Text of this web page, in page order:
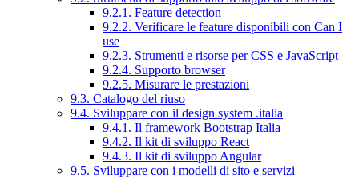
9.2.1. Feature detection
9.2.2. Verificare le feature disponibili con Can I
use
9.2.3. Strumenti e risorse per CSS e JavaScript
9.2.4. Supporto browser
9.2.5. Misurare le prestazioni
9.3. Catalogo del riuso
9.4. Sviluppare con il design system .italia
9.4.1. Il framework Bootstrap Italia
9.4.2. Il kit di sviluppo React
9.4.3. Il kit di sviluppo Angular
9.5. Sviluppare con i modelli di sito e servizi